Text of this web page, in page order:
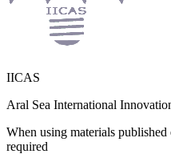
IICAS
Aral Sea International
When using materials
required